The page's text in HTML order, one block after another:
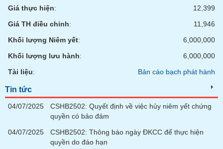
Giá thực hiện:
12,399
Giá TH điều chỉnh:
11,946
Khối lượng Niêm yết:
6,000,000
Khối lượng lưu hành:
6,000,000
Tài liệu: Bản cáo bạch phát hành
Tin tức
04/07/2025
CSHB2502: Quyết định về việc hủy niêm yết chứng
quyền có bảo đảm
04/07/2025
CSHB2502: Thông báo ngày ĐKCC để thực hiện
quyền do đáo hạn